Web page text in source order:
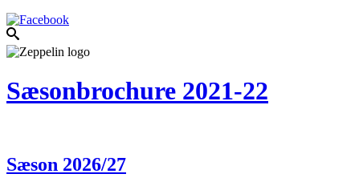
Sæsonbrochure 2021-22
Sæson 2026/27